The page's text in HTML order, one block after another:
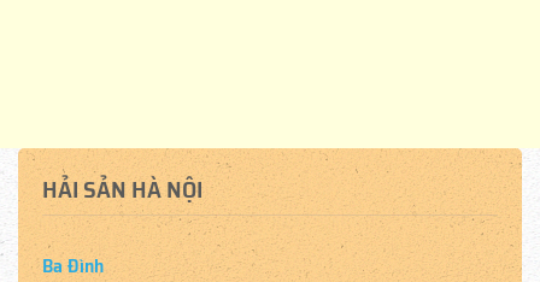
HẢI SẢN HÀ NỘI
Ba Đình